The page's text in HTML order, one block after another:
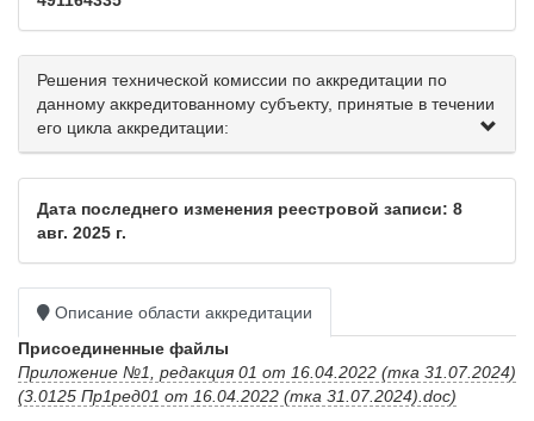
Решения технической комиссии по аккредитации по
данному аккредитованному субъекту, принятые в течении
его цикла аккредитации:
Дата последнего изменения реестровой записи: 8
авг. 2025 г.
Описание области аккредитации
Присоединенные файлы
Приложение №1, редакция 01 от 16.04.2022 (тка 31.07.2024)
(3.0125 Пр1ред01 от 16.04.2022 (тка 31.07.2024).doc)